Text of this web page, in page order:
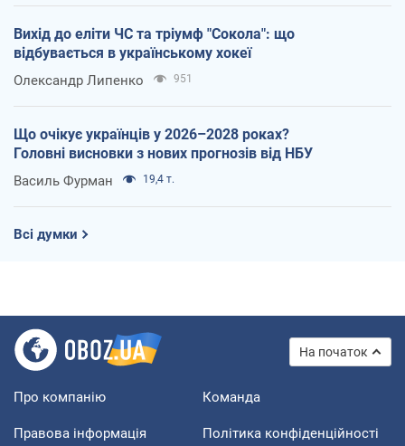
Вихід до еліти ЧС та тріумф "Сокола": що
відбувається в українському хокеї
Олександр Липенко 951
Що очікує українців у 2026–2028 роках?
Головні висновки з нових прогнозів від НБУ
Василь Фурман 19,4 т.
Всі думки
На початок
Про компанію Команда
Правова інформація Політика конфіденційності